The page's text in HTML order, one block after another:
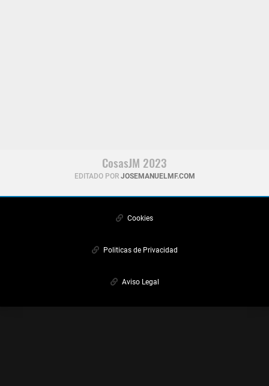
CosasJM 2023
EDITADO POR JOSEMANUELMF.COM
Cookies
Politicas de Privacidad
Aviso Legal